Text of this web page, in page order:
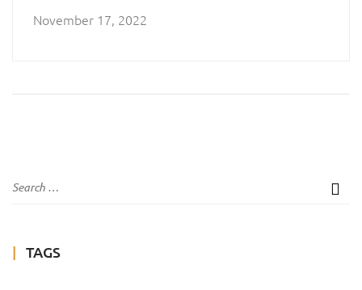
November 17, 2022
TAGS